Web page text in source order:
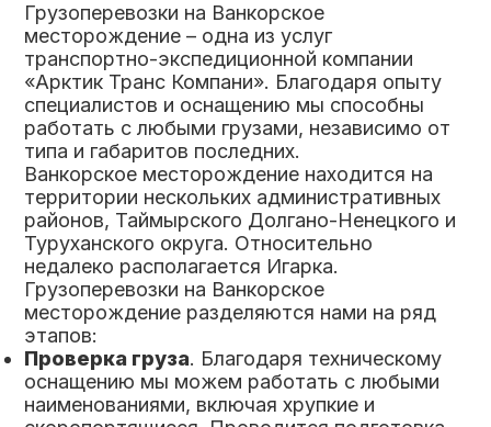
Грузоперевозки на Ванкорское
месторождение – одна из услуг
транспортно-экспедиционной компании
«Арктик Транс Компани». Благодаря опыту
специалистов и оснащению мы способны
работать с любыми грузами, независимо от
типа и габаритов последних.
Ванкорское месторождение находится на
территории нескольких административных
районов, Таймырского Долгано-Ненецкого и
Туруханского округа. Относительно
недалеко располагается Игарка.
Грузоперевозки на Ванкорское
месторождение разделяются нами на ряд
этапов:
Проверка груза. Благодаря техническому
оснащению мы можем работать с любыми
наименованиями, включая хрупкие и